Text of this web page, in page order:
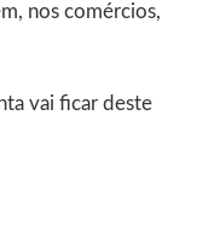
nos comércios,
vai ficar deste